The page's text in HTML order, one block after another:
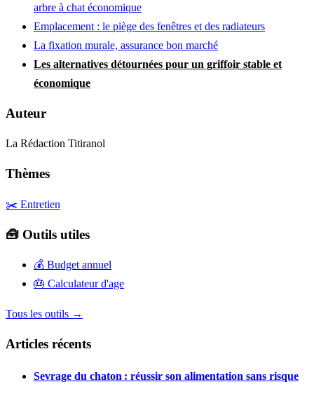
arbre à chat économique
Emplacement : le piège des fenêtres et des radiateurs
La fixation murale, assurance bon marché
Les alternatives détournées pour un griffoir stable et
économique
Auteur
La Rédaction Titiranol
Thèmes
✂️ Entretien
🧰 Outils utiles
💰 Budget annuel
🎂 Calculateur d'age
Tous les outils →
Articles récents
Sevrage du chaton : réussir son alimentation sans risque